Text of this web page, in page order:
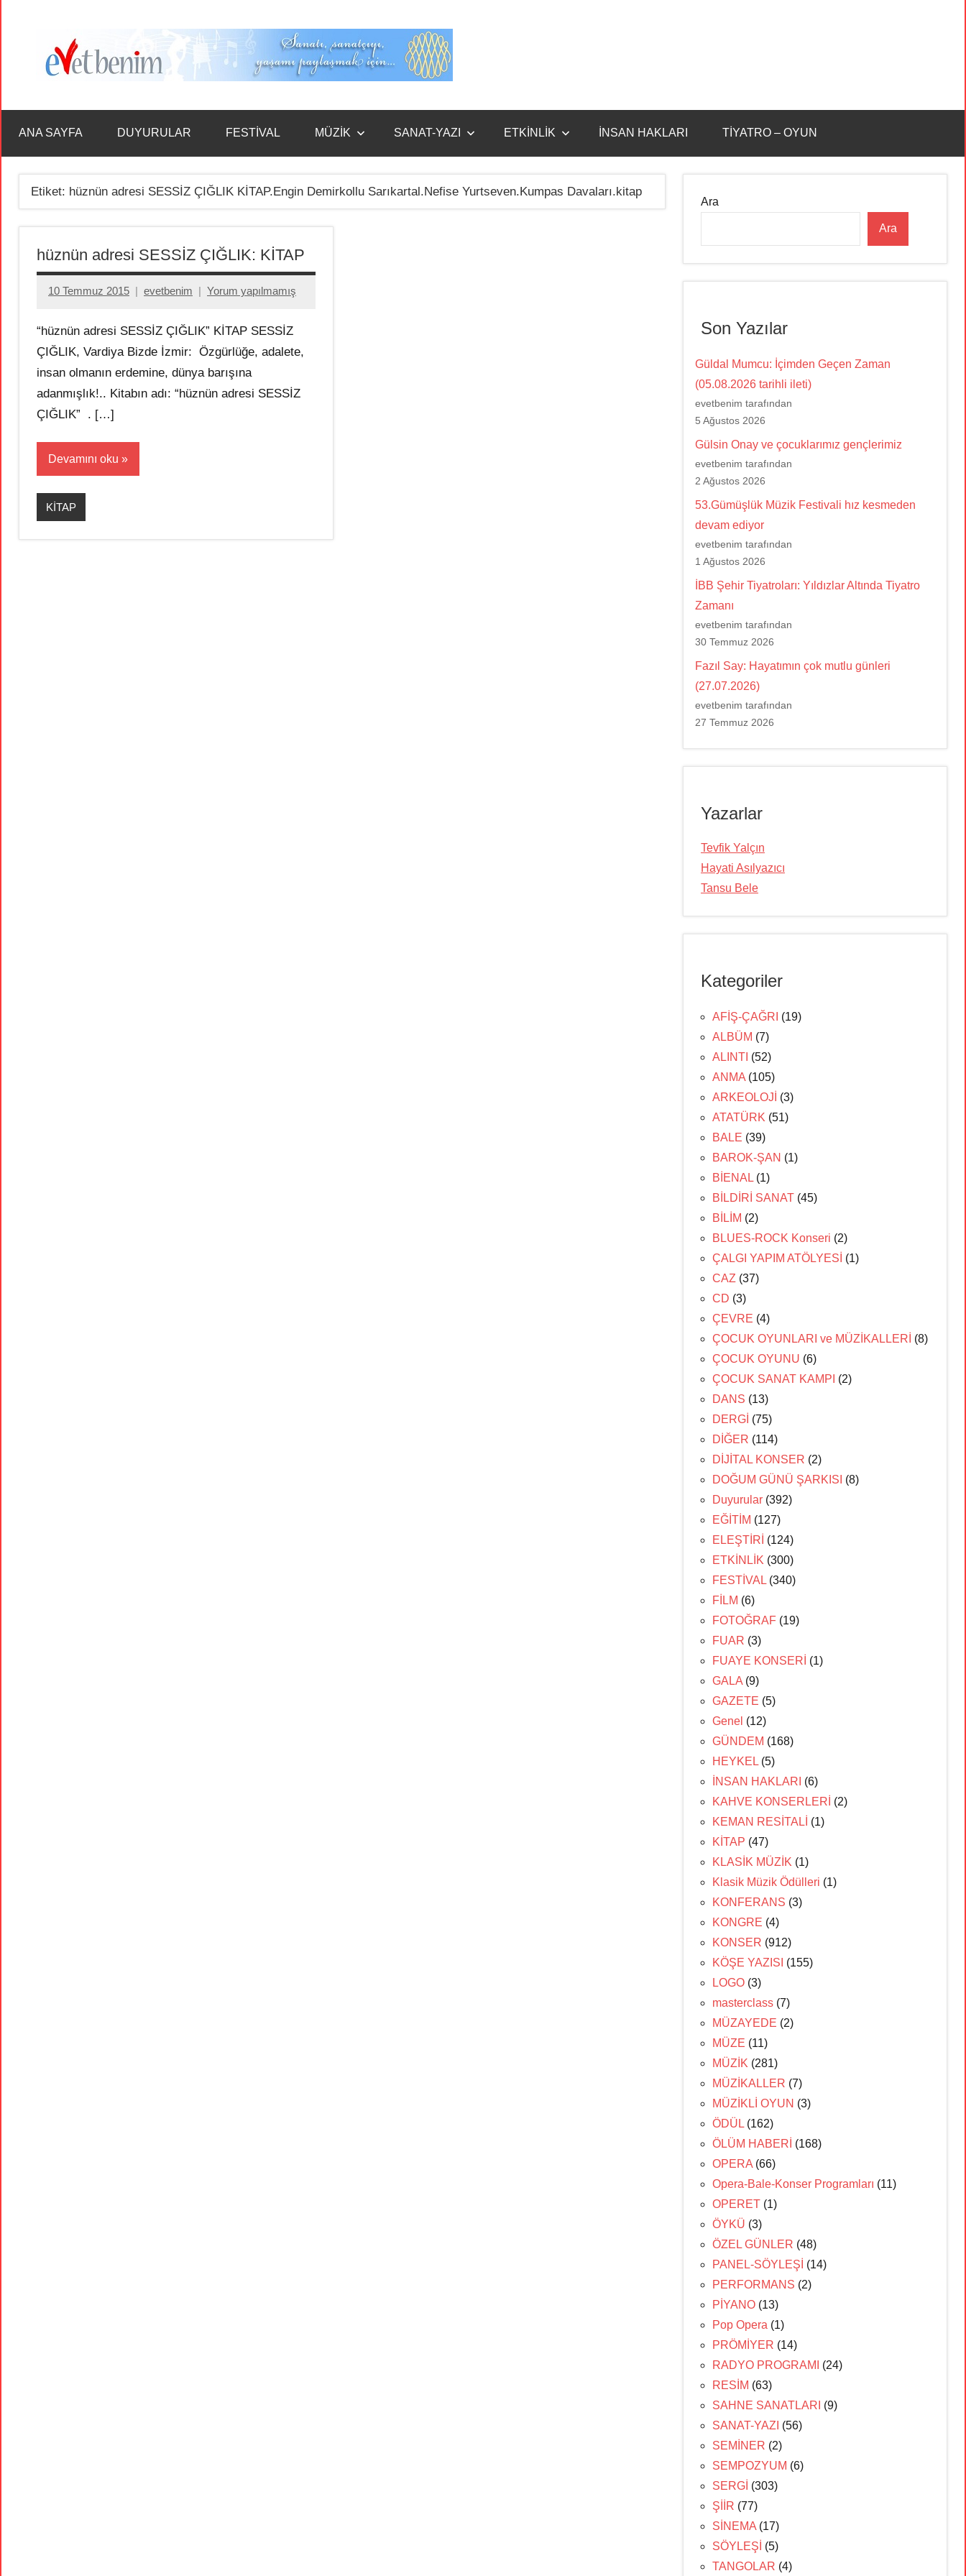
Benim
ANA SAYFA DUYURULAR FESTİVAL MÜZİK SANAT-YAZI ETKİNLİK İNSAN HAKLARI TİYATRO – OYUN
Etiket: hüznün adresi SESSİZ ÇIĞLIK KİTAP.Engin Demirkollu Sarıkartal.Nefise Yurtseven.Kumpas Davaları.kitap
hüznün adresi SESSİZ ÇIĞLIK: KİTAP
10 Temmuz 2015 evetbenim Yorum yapılmamış
“hüznün adresi SESSİZ ÇIĞLIK” KİTAP SESSİZ
ÇIĞLIK, Vardiya Bizde İzmir: Özgürlüğe, adalete,
insan olmanın erdemine, dünya barışına
adanmışlık!.. Kitabın adı: “hüznün adresi SESSİZ
ÇIĞLIK” . […]
Devamını oku
KİTAP
Ara
Ara
Son Yazılar
Güldal Mumcu: İçimden Geçen Zaman
(05.08.2026 tarihli ileti)
evetbenim tarafından
5 Ağustos 2026
Gülsin Onay ve çocuklarımız gençlerimiz
evetbenim tarafından
2 Ağustos 2026
53.Gümüşlük Müzik Festivali hız kesmeden
devam ediyor
evetbenim tarafından
1 Ağustos 2026
İBB Şehir Tiyatroları: Yıldızlar Altında Tiyatro
Zamanı
evetbenim tarafından
30 Temmuz 2026
Fazıl Say: Hayatımın çok mutlu günleri
(27.07.2026)
evetbenim tarafından
27 Temmuz 2026
Yazarlar
Tevfik Yalçın
Hayati Asılyazıcı
Tansu Bele
Kategoriler
AFİŞ-ÇAĞRI (19)
ALBÜM (7)
ALINTI (52)
ANMA (105)
ARKEOLOJİ (3)
ATATÜRK (51)
BALE (39)
BAROK-ŞAN (1)
BİENAL (1)
BİLDİRİ SANAT (45)
BİLİM (2)
BLUES-ROCK Konseri (2)
ÇALGI YAPIM ATÖLYESİ (1)
CAZ (37)
CD (3)
ÇEVRE (4)
ÇOCUK OYUNLARI ve MÜZİKALLERİ (8)
ÇOCUK OYUNU (6)
ÇOCUK SANAT KAMPI (2)
DANS (13)
DERGİ (75)
DİĞER (114)
DİJİTAL KONSER (2)
DOĞUM GÜNÜ ŞARKISI (8)
Duyurular (392)
EĞİTİM (127)
ELEŞTİRİ (124)
ETKİNLİK (300)
FESTİVAL (340)
FİLM (6)
FOTOĞRAF (19)
FUAR (3)
FUAYE KONSERİ (1)
GALA (9)
GAZETE (5)
Genel (12)
GÜNDEM (168)
HEYKEL (5)
İNSAN HAKLARI (6)
KAHVE KONSERLERİ (2)
KEMAN RESİTALİ (1)
KİTAP (47)
KLASİK MÜZİK (1)
Klasik Müzik Ödülleri (1)
KONFERANS (3)
KONGRE (4)
KONSER (912)
KÖŞE YAZISI (155)
LOGO (3)
masterclass (7)
MÜZAYEDE (2)
MÜZE (11)
MÜZİK (281)
MÜZİKALLER (7)
MÜZİKLİ OYUN (3)
ÖDÜL (162)
ÖLÜM HABERİ (168)
OPERA (66)
Opera-Bale-Konser Programları (11)
OPERET (1)
ÖYKÜ (3)
ÖZEL GÜNLER (48)
PANEL-SÖYLEŞİ (14)
PERFORMANS (2)
PİYANO (13)
Pop Opera (1)
PRÖMİYER (14)
RADYO PROGRAMI
(24)
RESİM (63)
SAHNE SANATLARI (9)
SANAT-YAZI (56)
SEMİNER (2)
SEMPOZYUM (6)
SERGİ (303)
ŞİİR (77)
SİNEMA (17)
SÖYLEŞİ (5)
TANGOLAR (4)